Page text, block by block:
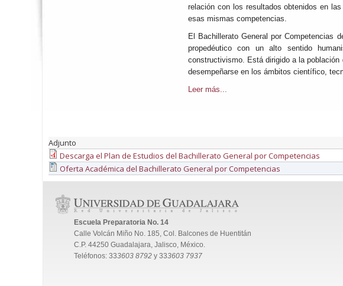
relación con los resultados obtenidos en
esas mismas competencias.
El Bachillerato General por Competencias
propedéutico con un alto sentido
constructivismo. Está dirigido a la
desempeñarse en los ámbitos científico,
Leer más...
Adjunto
Descarga el Plan de Estudios del Bachillerato General por Competencias
Oferta Académica del Bachillerato General por Competencias
Escuela Preparatoria No. 14
Calle Volcán Miño No. 185, Col. Balcones de Huentitán
C.P. 44250 Guadalajara, Jalisco, México.
Teléfonos: 333603 8792 y 333603 7937